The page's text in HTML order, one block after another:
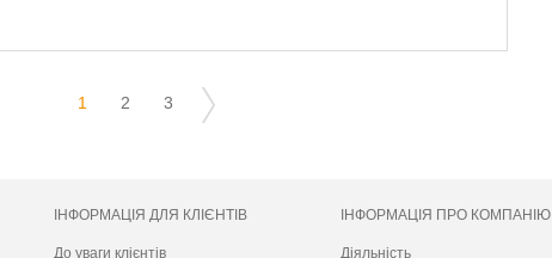
1 2 3
ІНФОРМАЦІЯ ДЛЯ КЛІЄНТІВ
До уваги клієнтів
ІНФОРМАЦІЯ ПРО КОМПАНІЮ
Діяльність